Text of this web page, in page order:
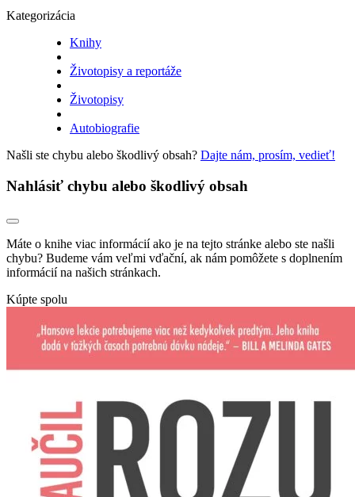
Kategorizácia
Knihy
Životopisy a reportáže
Životopisy
Autobiografie
Našli ste chybu alebo škodlivý obsah? Dajte nám, prosím, vedieť!
Nahlásiť chybu alebo škodlivý obsah
Máte o knihe viac informácií ako je na tejto stránke alebo ste našli
chybu? Budeme vám veľmi vďační, ak nám pomôžete s doplnením
informácií na našich stránkach.
Kúpte spolu